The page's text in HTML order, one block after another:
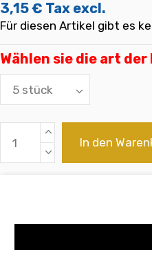
3,15 € Tax excl.
Für diesen Artikel gibt es
Wählen sie die art
In den